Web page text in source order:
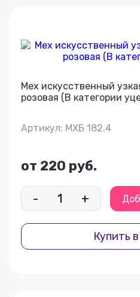
Мех искусственный
розовая (В категории
Артикул: МХБ 182.4
от 220 руб.
- +
Купить